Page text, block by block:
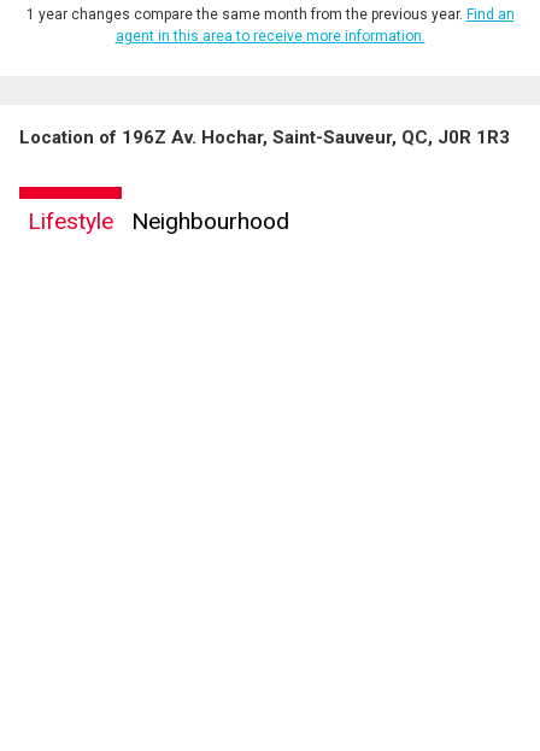
1 year changes compare the same month from the previous year. Find an
agent in this area to receive more information.
Location of 196Z Av. Hochar, Saint-Sauveur, QC, J0R 1R3
Lifestyle Neighbourhood